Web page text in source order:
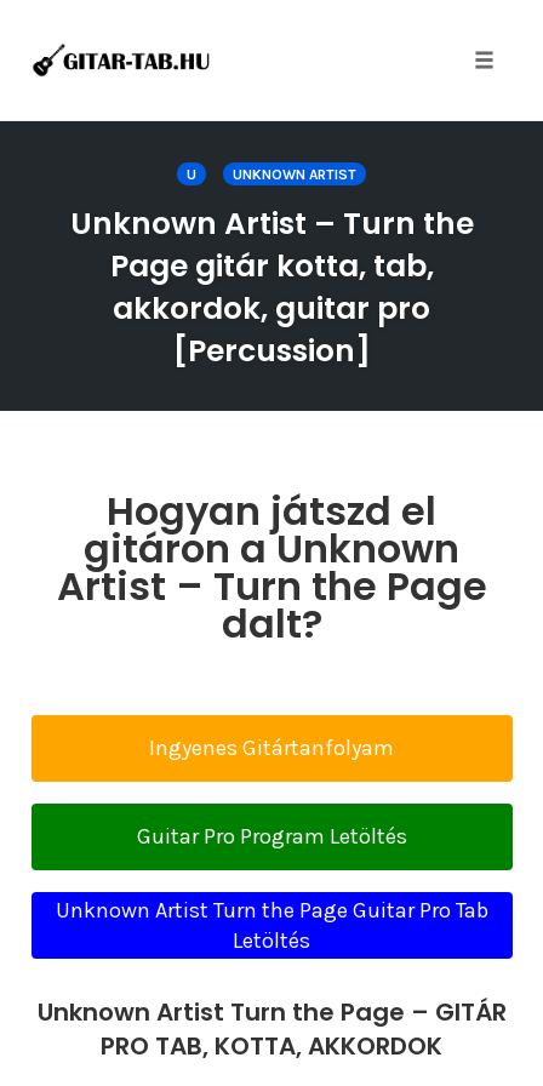
U UNKNOWN ARTIST
Unknown Artist – Turn the
Page gitár kotta, tab,
akkordok, guitar pro
[Percussion]
Hogyan játszd el
gitáron a Unknown
Artist – Turn the Page
dalt?
Ingyenes Gitártanfolyam
Guitar Pro Program Letöltés
Unknown Artist Turn the Page Guitar Pro Tab
Letöltés
Unknown Artist Turn the Page – GITÁR
PRO TAB, KOTTA, AKKORDOK